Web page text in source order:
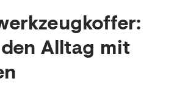
Alltag mit